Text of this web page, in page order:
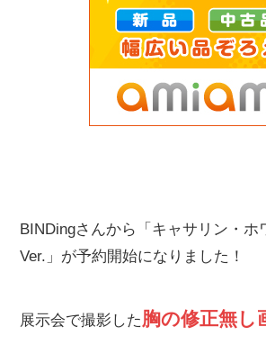
BINDingさんから「キャサリン・ホ
Ver.」が予約開始になりました！
展示会で撮影した胸の修正無し